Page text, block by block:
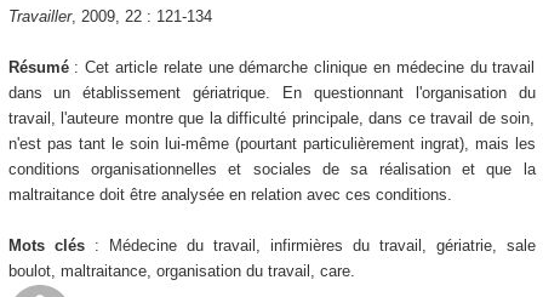
Travailler, 2009, 22 : 121-134
Résumé: Cet article relate une démarche clinique en médecine du travail
dans un établissement gériatrique. En questionnant l'organisation du
travail, l'auteure montre que la difficulté principale, dans ce travail de soin,
n'est pas tant le soin lui-même (pourtant particulièrement ingrat), mais les
conditions organisationnelles et sociales de sa réalisation et que la
maltraitance doit être analysée en relation avec ces conditions.
Mots clés: Médecine du travail, infirmières du travail, gériatrie, sale
boulot, maltraitance, organisation du travail, care.